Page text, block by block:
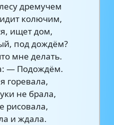
дремучем
колючим,
ищет дом,
под дождём?
мне делать.
— Подождём.
горевала,
не брала,
рисовала,
и ждала.